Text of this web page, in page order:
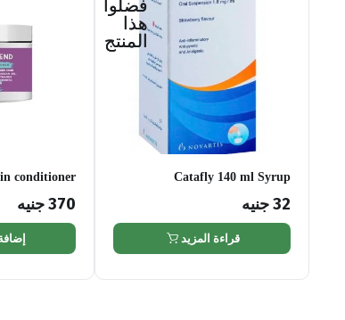
فضلوا
هذا
المنتج
Catafly 140 ml Syrup
32جنيه
قراءة المزيد
conditioner
370جنيه